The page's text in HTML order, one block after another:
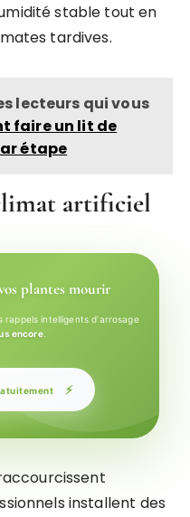
stable tout en
tardives.
lecteurs qui vous
faire un lit de
étape
artificiel
plantes mourir
rappels intelligents d'arrosage
encore.
⚡
installent des